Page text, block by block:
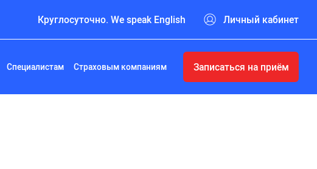
Круглосуточно. We speak English Личный кабинет
Специалистам Страховым компаниям Записаться на приём